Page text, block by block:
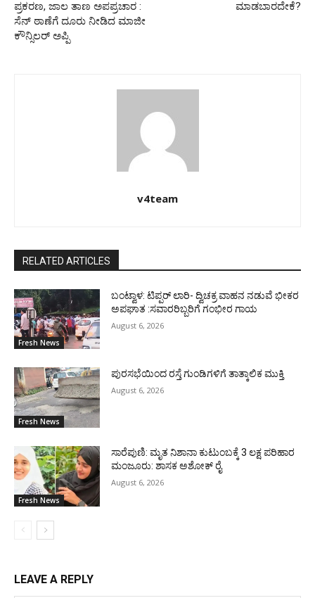
ಪ್ರಕರಣ, ಜಾಲ ತಾಣ ಅಪಪ್ರಚಾರ :
ಸೆನ್ ಠಾಣೆಗೆ ದೂರು ನೀಡಿದ ಮಾಜೀ
ಕೌನ್ಸಿಲರ್‌ ಅಪ್ಪಿ
ಮಾಡಬಾರದೇಕೆ?
v4team
RELATED ARTICLES
Fresh News
ಬಂಟ್ವಾಳ: ಟಿಪ್ಪರ್ ಲಾರಿ- ದ್ವಿಚಕ್ರ ವಾಹನ ನಡುವೆ ಭೀಕರ
ಅಪಘಾತ :ಸವಾರರಿಬ್ಬರಿಗೆ ಗಂಭೀರ ಗಾಯ
August 6, 2026
Fresh News
ಪುರಸಭೆಯಿಂದ ರಸ್ತೆ ಗುಂಡಿಗಳಿಗೆ ತಾತ್ಕಾಲಿಕ ಮುಕ್ತಿ
August 6, 2026
Fresh News
ಸಾರೆಪುಣಿ: ಮೃತ ನಿಶಾನಾ ಕುಟುಂಬಕ್ಕೆ 3 ಲಕ್ಷ ಪರಿಹಾರ
ಮಂಜೂರು: ಶಾಸಕ ಅಶೋಕ್ ರೈ
August 6, 2026
LEAVE A REPLY